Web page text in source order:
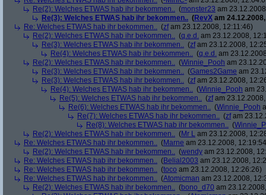
Re(2): Welches ETWAS hab ihr bekommen.. (monster23 am
Re(3): Welches ETWAS hab ihr bekommen.. (RevX am
Re: Welches ETWAS hab ihr bekommen.. (zfam 23.12.2008, 12:11:46)
Re(2): Welches ETWAS hab ihr bekommen.. (q.e.d. am 23.12.2008,
Re(3): Welches ETWAS hab ihr bekommen.. (zfam 23.12.2008,
Re(4): Welches ETWAS hab ihr bekommen.. (q.e.d. am
Re(2): Welches ETWAS hab ihr bekommen.. (Winnie_Pooh am
Re(3): Welches ETWAS hab ihr bekommen.. (Games2Game am
Re(3): Welches ETWAS hab ihr bekommen.. (zfam 23.12.2008,
Re(4): Welches ETWAS hab ihr bekommen.. (Winnie_Pooh am
Re(5): Welches ETWAS hab ihr bekommen.. (zfam
Re(6): Welches ETWAS hab ihr bekommen.. (Winnie_Pooh
Re(7): Welches ETWAS hab ihr bekommen.. (zfam
Re(8): Welches ETWAS hab ihr bekommen.. (
Re(2): Welches ETWAS hab ihr bekommen.. (Mr L am 23.12.2008,
Re: Welches ETWAS hab ihr bekommen.. (Marne am 23.12.2008,
Re(2): Welches ETWAS hab ihr bekommen.. (wendy am 23.12.2008,
Re: Welches ETWAS hab ihr bekommen.. (Belial2003 am 23.12.2008,
Re: Welches ETWAS hab ihr bekommen.. (toco am 23.12.2008, 12:26:26)
Re: Welches ETWAS hab ihr bekommen.. (Atomicman am 23.12.2008,
Re(2): Welches ETWAS hab ihr bekommen.. (bono_d70 am